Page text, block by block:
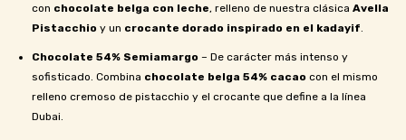
con chocolate belga con leche, relleno de nuestra clásica Avella
Pistacchio y un crocante dorado inspirado en el kadayif.
Chocolate 54% Semiamargo – De carácter más intenso y
sofisticado. Combina chocolate belga 54% cacao con el mismo
relleno cremoso de pistacchio y el crocante que define a la línea
Dubai.